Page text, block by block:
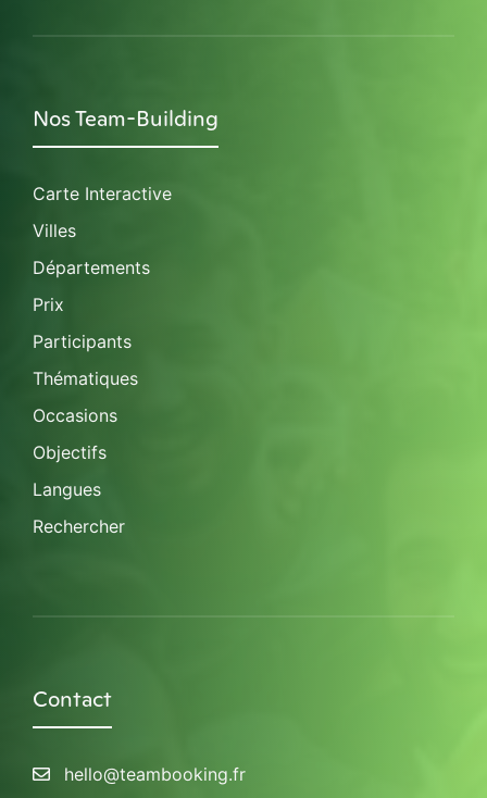
Nos Team-Building
Carte Interactive
Villes
Départements
Prix
Participants
Thématiques
Occasions
Objectifs
Langues
Rechercher
Contact
hello@teambooking.fr